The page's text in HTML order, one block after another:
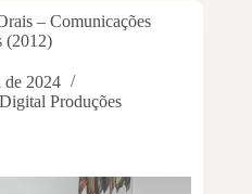
– Comunicações
(2012)
de 2024
Produções